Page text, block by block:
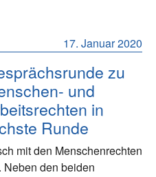
17. Januar 2020
zu
und
in
Runde
mit den Menschenrechten
Neben den beiden